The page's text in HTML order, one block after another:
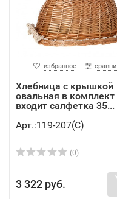
избранное
Хлебница с крышкой
овальная в комплект
входит салфетка 35...
Арт.:119-207(C)
(0)
3 322 руб.